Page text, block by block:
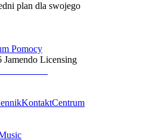
plan dla swojego
Pomocy
Jamendo Licensing
KontaktCentrum